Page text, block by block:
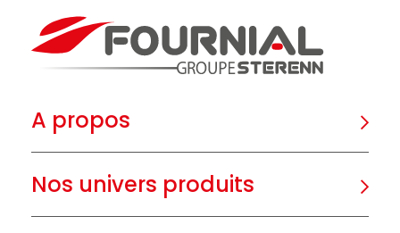
A propos
Nos univers produits